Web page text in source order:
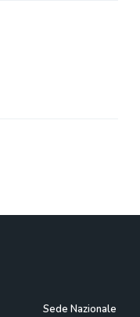
Sede Nazionale